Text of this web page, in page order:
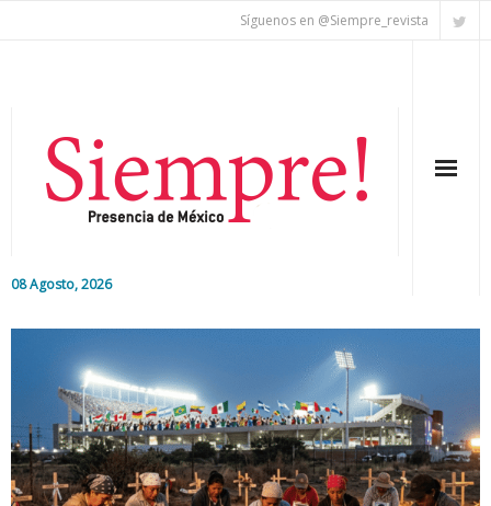
Síguenos en @Siempre_revista
08 Agosto, 2026
Editorial
Nacional
Colaboradores